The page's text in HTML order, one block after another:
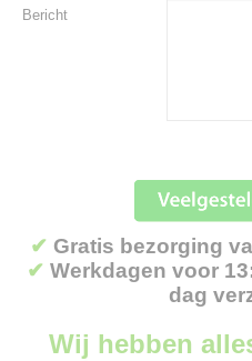
Bericht
✔ Gratis bezorging
✔ Werkdagen voor
dag
Wij hebben